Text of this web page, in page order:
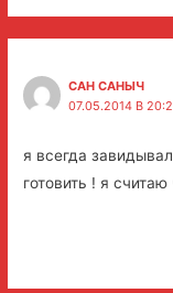
САН САНЫЧ
07.05.2014 В
я всегда
готовить ! я считаю